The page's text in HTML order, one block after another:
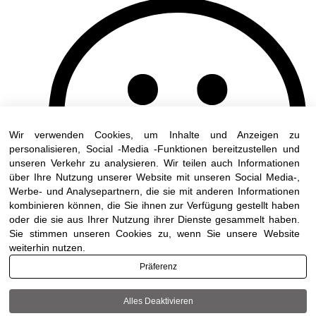
Terms of use Accessibility| All rights reserved to
Wir verwenden Cookies, um Inhalte und Anzeigen zu
personalisieren, Social -Media -Funktionen bereitzustellen und
unseren Verkehr zu analysieren. Wir teilen auch Informationen
über Ihre Nutzung unserer Website mit unseren Social Media-,
Werbe- und Analysepartnern, die sie mit anderen Informationen
kombinieren können, die Sie ihnen zur Verfügung gestellt haben
oder die sie aus Ihrer Nutzung ihrer Dienste gesammelt haben.
Sie stimmen unseren Cookies zu, wenn Sie unsere Website
weiterhin nutzen.
Präferenz
Alles Deaktivieren